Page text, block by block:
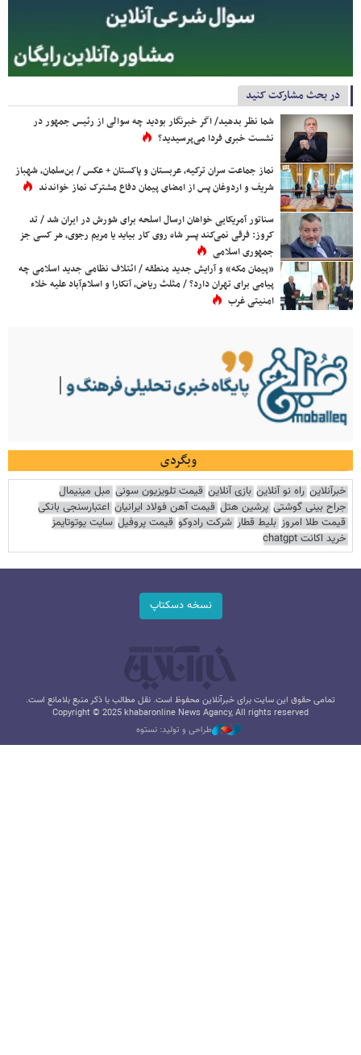
در بحث مشارکت کنید
شما نظر بدهید/ اگر خبرنگار بودید چه سوالی از رئیس جمهور در
نشست خبری فردا می‌پرسیدید؟
نماز جماعت سران ترکیه، عربستان و پاکستان + عکس / بن‌سلمان، شهباز
شریف و اردوغان پس از امضای پیمان دفاع مشترک نماز خواندند
سناتور آمریکایی خواهان ارسال اسلحه برای شورش در ایران شد / تد
کروز: فرقی نمی‌کند پسر شاه روی کار بیاید یا مریم رجوی، هر کسی جز
جمهوری اسلامی
«پیمان مکه» و آرایش جدید منطقه / ائتلاف نظامی جدید اسلامی چه
پیامی برای تهران دارد؟ / مثلث ریاض، آنکارا و اسلام‌آباد علیه خلاء
امنیتی غرب
وبگردی
خبرآنلاین راه نو آنلاین بازی آنلاین قیمت تلویزیون سونی مبل مینیمال
جراح بینی گوشتی پرشین هتل قیمت آهن فولاد ایرانیان اعتبارسنجی بانکی
قیمت طلا امروز بلیط قطار شرکت رادوکو قیمت پروفیل سایت یوتوتایمز
خرید اکانت chatgpt
نسخه دسکتاپ
تمامی حقوق این سایت برای خبرآنلاین محفوظ است. نقل مطالب با ذکر منبع بلامانع است.
Copyright © 2025 khabaronline News Agancy, All rights reserved
طراحی و تولید: نستوه